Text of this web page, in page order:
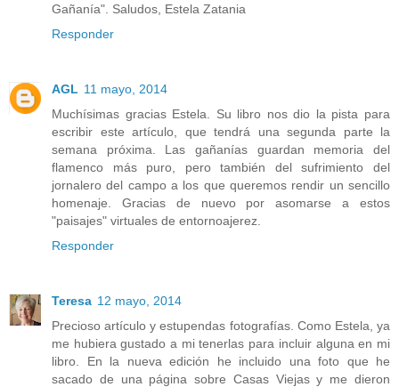
Gañanía". Saludos, Estela Zatania
Responder
AGL 11 mayo, 2014
Muchísimas gracias Estela. Su libro nos dio la pista para
escribir este artículo, que tendrá una segunda parte la
semana próxima. Las gañanías guardan memoria del
flamenco más puro, pero también del sufrimiento del
jornalero del campo a los que queremos rendir un sencillo
homenaje. Gracias de nuevo por asomarse a estos
"paisajes" virtuales de entornoajerez.
Responder
Teresa 12 mayo, 2014
Precioso artículo y estupendas fotografías. Como Estela, ya
me hubiera gustado a mi tenerlas para incluir alguna en mi
libro. En la nueva edición he incluido una foto que he
sacado de una página sobre Casas Viejas y me dieron